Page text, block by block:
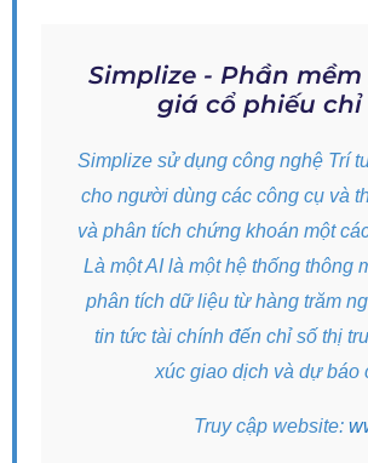
Simplize - Phần
giá cổ phiếu
Simplize sử dụng công nghệ Trí
cho người dùng các công cụ và
và phân tích chứng khoán một
Là một AI là một hệ thống thông
phân tích dữ liệu từ hàng trăm
tin tức tài chính đến chỉ số thị
xúc giao dịch và dự báo
Truy cập website: